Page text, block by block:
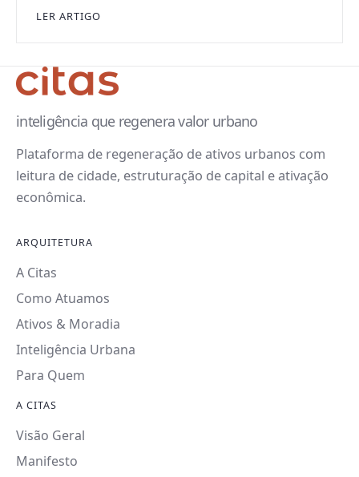
LER ARTIGO
inteligência que regenera valor urbano
Plataforma de regeneração de ativos urbanos com
leitura de cidade, estruturação de capital e ativação
econômica.
ARQUITETURA
A Citas
Como Atuamos
Ativos & Moradia
Inteligência Urbana
Para Quem
A CITAS
Visão Geral
Manifesto